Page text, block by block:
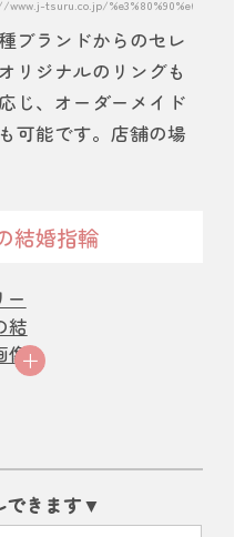
tsuru.co.jp/
ブランドからのセレ
リジナルのリングも
じ、オーダーメイド
可能です。店舗の場
結婚指輪